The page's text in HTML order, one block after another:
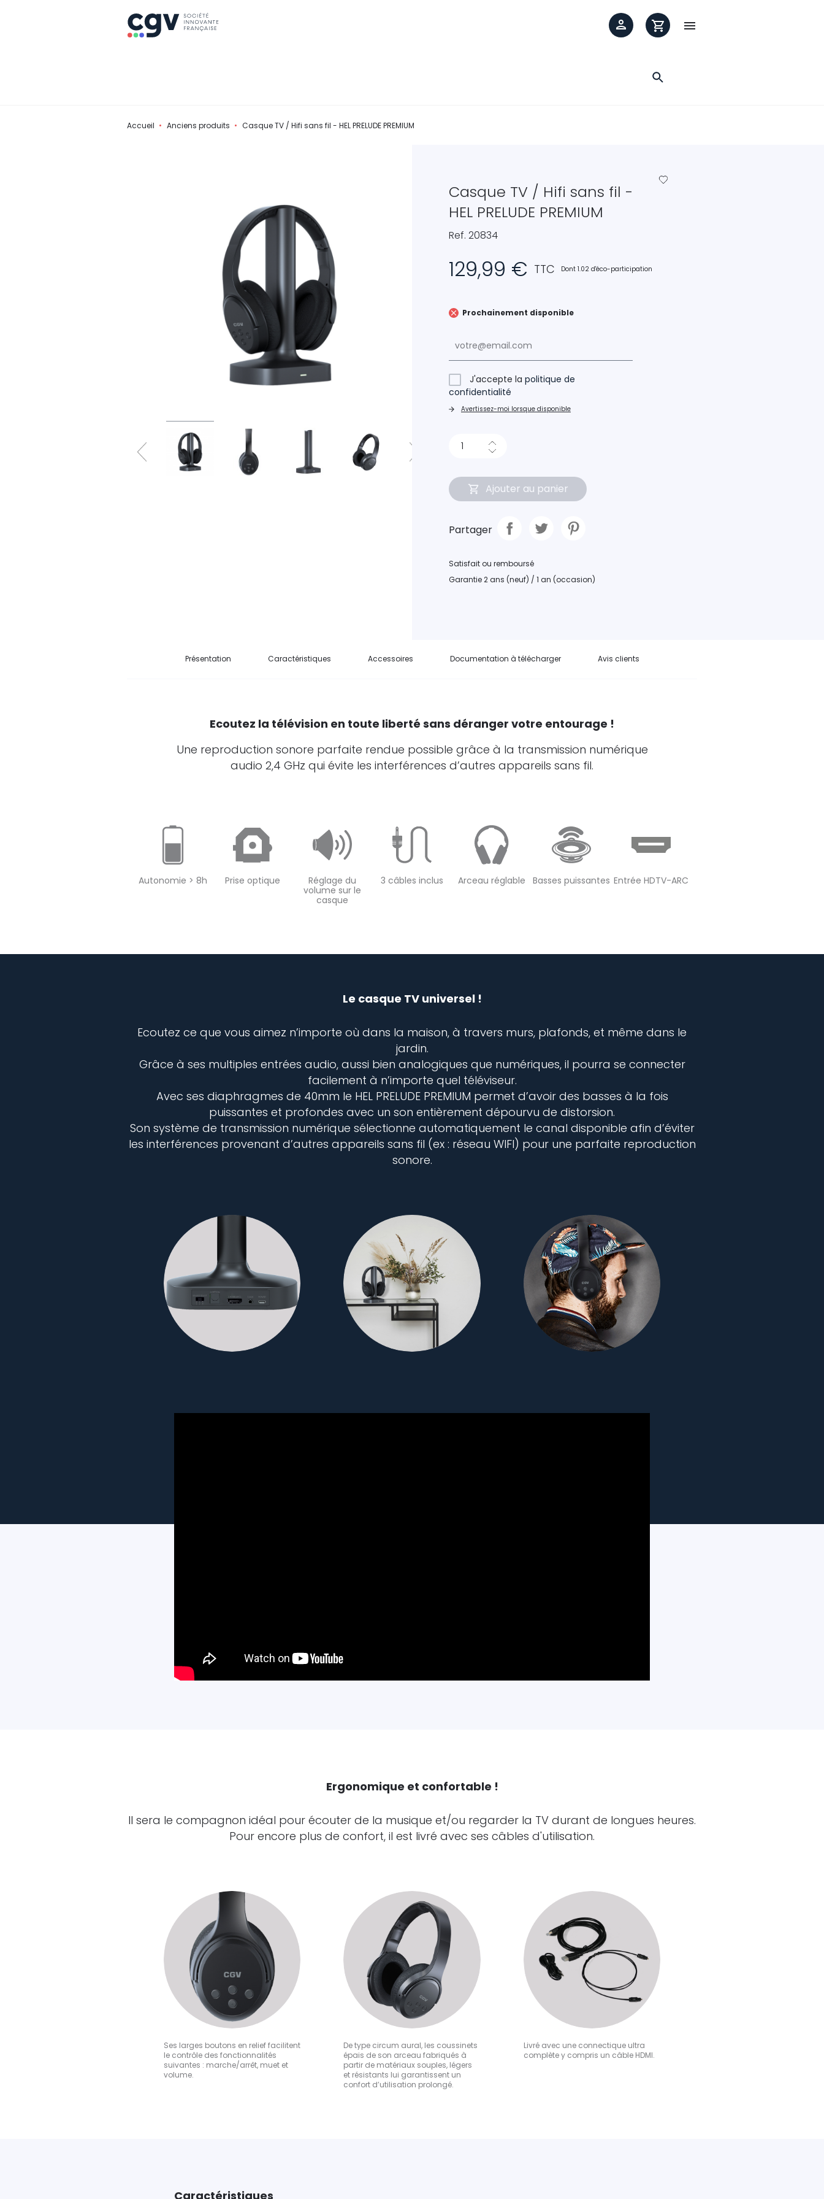

Accueil Anciens produits Casque TV / Hifi sans fil - HEL PRELUDE PREMIUM
Casque TV / Hifi sans fil -
HEL PRELUDE PREMIUM
favorite_border
Ref. 20834
129,99 € TTC Dont 1.02 d'éco-participation
Prochainement disponible
J'accepte la politique de
confidentialité
Avertissez-moi lorsque disponible
Ajouter au panier
Partager
Satisfait ou remboursé
Garantie 2 ans (neuf) / 1 an (occasion)
Présentation Caractéristiques Accessoires Documentation à télécharger Avis clients
Ecoutez la télévision en toute liberté sans déranger votre entourage !
Une reproduction sonore parfaite rendue possible grâce à la transmission numérique
audio 2,4 GHz qui évite les interférences d’autres appareils sans fil.
Autonomie > 8h Prise optique
Réglage du
volume sur le
casque
3 câbles inclus Arceau réglable Basses puissantes Entrée HDTV-ARC
Le casque TV universel !
Ecoutez ce que vous aimez n’importe où dans la maison, à travers murs, plafonds, et même dans le
jardin.
Grâce à ses multiples entrées audio, aussi bien analogiques que numériques, il pourra se connecter
facilement à n’importe quel téléviseur.
Avec ses diaphragmes de 40mm le HEL PRELUDE PREMIUM permet d’avoir des basses à la fois
puissantes et profondes avec un son entièrement dépourvu de distorsion.
Son système de transmission numérique sélectionne automatiquement le canal disponible afin d’éviter
les interférences provenant d’autres appareils sans fil (ex : réseau WIFI) pour une parfaite reproduction
sonore.
Ergonomique et confortable !
Il sera le compagnon idéal pour écouter de la musique et/ou regarder la TV durant de longues heures.
Pour encore plus de confort, il est livré avec ses câbles d'utilisation.
Ses larges boutons en relief facilitent
le contrôle des fonctionnalités
suivantes : marche/arrêt, muet et
volume.
De type circum aural, les coussinets
épais de son arceau fabriqués à
partir de matériaux souples, légers
et résistants lui garantissent un
confort d’utilisation prolongé.
Livré avec une connectique ultra
complète y compris un câble HDMI.
Caractéristiques